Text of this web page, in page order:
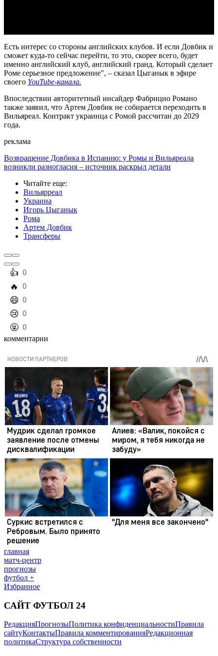
Есть интерес со стороны английских клубов. И если Довбик и
сможет куда-то сейчас перейти, то это, скорее всего, будет
именно английский клуб, английский гранд. Который сделает
Роме серьезное предложение", – сказал Цыганык в эфире
своего YouTube-канала.
Впоследствии авторитетный инсайдер Фабрицио Романо
также заявил, что Артем Довбик не собирается переходить в
Вильяреал. Контракт украинца с Ромой рассчитан до 2029
года.
реклама
Возвращение Довбика в Испанию: у Ромы и Вильяреала
возникли разногласия – источник раскрыл детали
Читайте еще:
Вильярреал
Украина
Игорь Цыганык
Рома
Артем Довбик
Трансферы
️👍 0
️🔥 0
️😄 0
️😢 0
️🤬 0
комментарии
главная
матч-центр
прогнозы
футбол +
Избранное
САЙТ ФУТБОЛ 24
РедакцияПрогнозыПолитика конфиденциальностиПравила
сайтуКонтактыПравила комментированияРедакционная
политикаСтруктура собственности